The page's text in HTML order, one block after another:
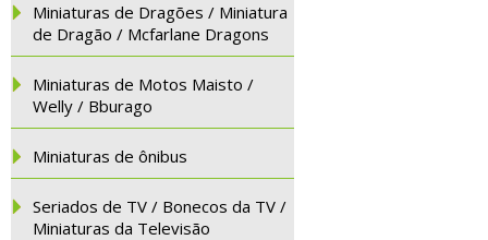
Miniaturas de Dragões / Miniatura
de Dragão / Mcfarlane Dragons
Miniaturas de Motos Maisto /
Welly / Bburago
Miniaturas de ônibus
Seriados de TV / Bonecos da TV /
Miniaturas da Televisão